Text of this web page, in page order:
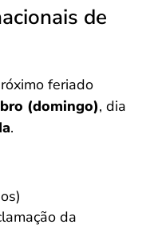
de
feriado
(domingo), dia
.
da